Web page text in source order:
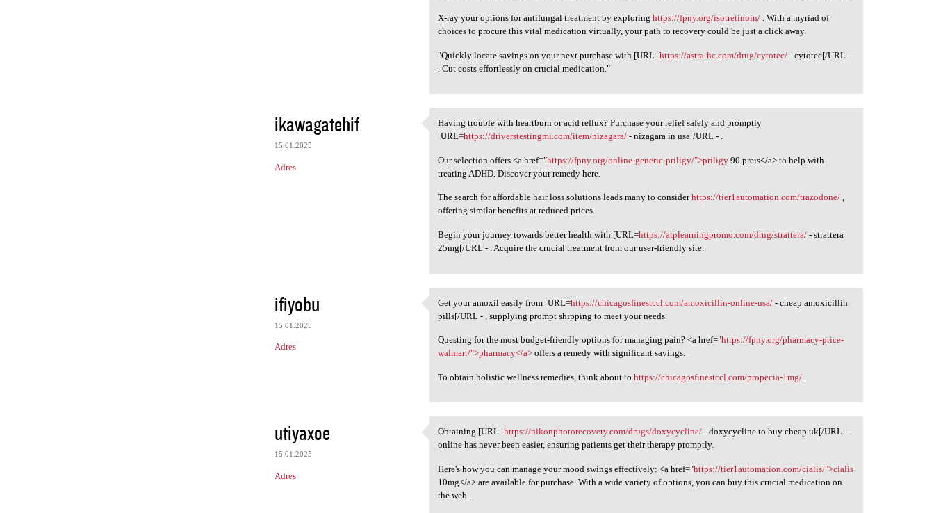
X-ray your options for antifungal treatment by exploringhttps://fpny.org/isotretinoin/ . With a myriad of
choices to procure this vital medication virtually, your path to recovery could be just a click away.
"Quickly locate savings on your next purchase with [URL=https://astra-hc.com/drug/cytotec/ - cytotec[/URL -
. Cut costs effortlessly on crucial medication."
ikawagatehif
15.01.2025
Adres
Having trouble with heartburn
Having trouble with heartburn or acid reflux? Purchase your relief safely and promptly
[URL=https://driverstestingmi.com/item/nizagara/ - nizagara in usa[/URL - .
Our selection offers <a href="https://fpny.org/online-generic-priligy/">priligy 90 preis</a> to help with
treating ADHD. Discover your remedy here.
The search for affordable hair loss solutions leads many to considerhttps://tier1automation.com/trazodone/ ,
offering similar benefits at reduced prices.
Begin your journey towards better health with [URL=https://atplearningpromo.com/drug/strattera/ - strattera
25mg[/URL - . Acquire the crucial treatment from our user-friendly site.
ifiyobu
15.01.2025
Adres
Get your amoxil easily from
Get your amoxil easily from [URL=https://chicagosfinestccl.com/amoxicillin-online-usa/ - cheap amoxicillin
pills[/URL - , supplying prompt shipping to meet your needs.
Questing for the most budget-friendly options for managing pain? <a href="https://fpny.org/pharmacy-price-
walmart/">pharmacy</a> offers a remedy with significant savings.
To obtain holistic wellness remedies, think about tohttps://chicagosfinestccl.com/propecia-1mg/
utiyaxoe
15.01.2025
Adres
Obtaining [URL=https:/
Obtaining [URL=https://nikonphotorecovery.com/drugs/doxycycline/ - doxycycline to buy cheap uk[/URL -
online has never been easier, ensuring patients get their therapy promptly.
Here's how you can manage your mood swings effectively: <a href="https://tier1automation.com/cialis/">cialis
10mg</a> are available for purchase. With a wide variety of options, you can buy this crucial medication on
the web.